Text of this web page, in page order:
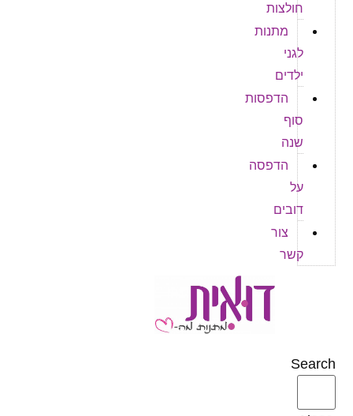
חולצות
מתנות
לגני
ילדים
הדפסות
סוף
שנה
הדפסה
על
דובים
צור
קשר
Search